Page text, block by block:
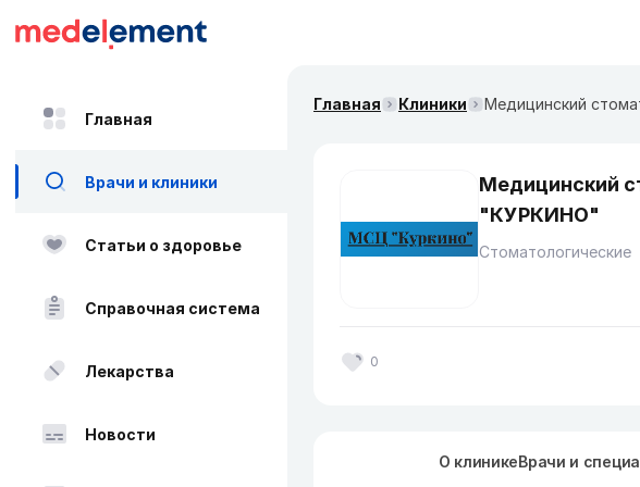
Главная
Врачи и клиники
Статьи о здоровье
Справочная система
Лекарства
Новости
Главная Клиники ​Медицинский
​Медицинский
"КУРКИНО"
Стоматологические
0
О клиникеВрачи и